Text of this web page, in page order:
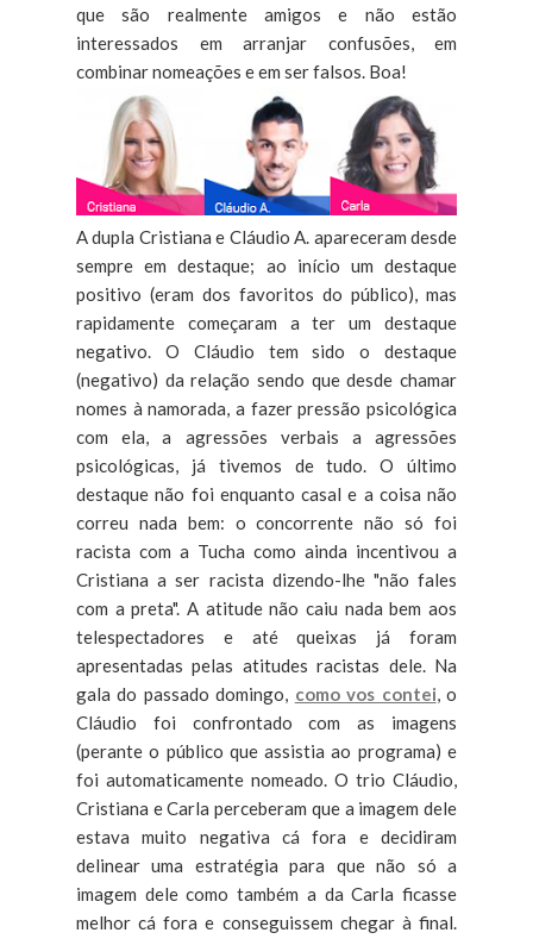
que são realmente amigos e não estão
interessados em arranjar confusões, em
combinar nomeações e em ser falsos. Boa!
A dupla Cristiana e Cláudio A. apareceram desde
sempre em destaque; ao início um destaque
positivo (eram dos favoritos do público), mas
rapidamente começaram a ter um destaque
negativo. O Cláudio tem sido o destaque
(negativo) da relação sendo que desde chamar
nomes à namorada, a fazer pressão psicológica
com ela, a agressões verbais a agressões
psicológicas, já tivemos de tudo. O último
destaque não foi enquanto casal e a coisa não
correu nada bem: o concorrente não só foi
racista com a Tucha como ainda incentivou a
Cristiana a ser racista dizendo-lhe "não fales
com a preta". A atitude não caiu nada bem aos
telespectadores e até queixas já foram
apresentadas pelas atitudes racistas dele. Na
gala do passado domingo, como vos contei, o
Cláudio foi confrontado com as imagens
(perante o público que assistia ao programa) e
foi automaticamente nomeado. O trio Cláudio,
Cristiana e Carla perceberam que a imagem dele
estava muito negativa cá fora e decidiram
delinear uma estratégia para que não só a
imagem dele como também a da Carla ficasse
melhor cá fora e conseguissem chegar à final.